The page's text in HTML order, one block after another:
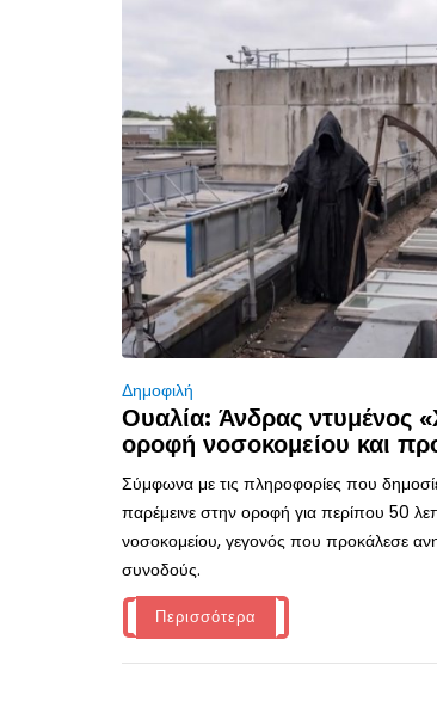
Δημοφιλή
Ουαλία: Άνδρας ντυμένος
οροφή νοσοκομείου και
Σύμφωνα με τις πληροφορίες που
παρέμεινε στην οροφή για περίπου 50
νοσοκομείου, γεγονός που προκάλεσε
συνοδούς.
Περισσότερα